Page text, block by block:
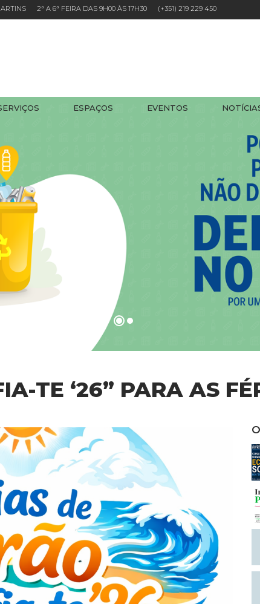
2ª A 6ª FEIRA DAS 9H00 ÀS 17H30 (+351) 219 229 450
ESPAÇOS EVENTOS
TE ‘26” PARA AS